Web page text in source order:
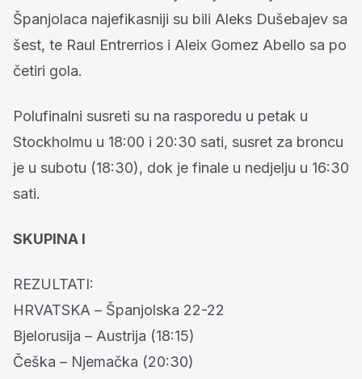
Španjolaca najefikasniji su bili Aleks Dušebajev sa
šest, te Raul Entrerrios i Aleix Gomez Abello sa po
četiri gola.
Polufinalni susreti su na rasporedu u petak u
Stockholmu u 18:00 i 20:30 sati, susret za broncu
je u subotu (18:30), dok je finale u nedjelju u 16:30
sati.
SKUPINA I
REZULTATI:
HRVATSKA – Španjolska 22-22
Bjelorusija – Austrija (18:15)
Češka – Njemačka (20:30)